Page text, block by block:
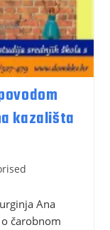
kazališta
Ana
čarobnom